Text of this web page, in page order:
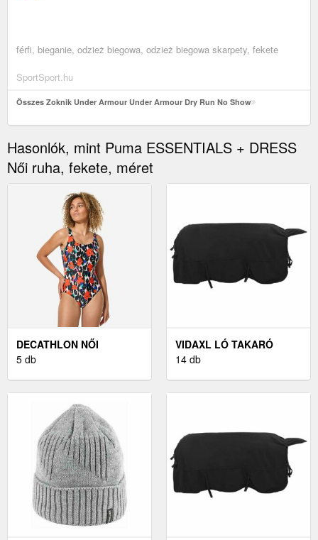
férfi, bieganie, odzież biegowa, odzież biegowa skarpety, fekete
SportSport.hu
Összes Zoknik Under Armour Under Armour Dry Run No Show
Hasonlók, mint Puma ESSENTIALS + DRESS
Női ruha, fekete, méret
DECATHLON NŐI
ÚSZÓDRESSZ - HEVA U
5 db
VIDAXL LÓ TAKARÓ
FEKETE 125 CM
14 db